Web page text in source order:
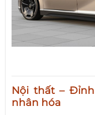
Nội thất –
nhân hóa